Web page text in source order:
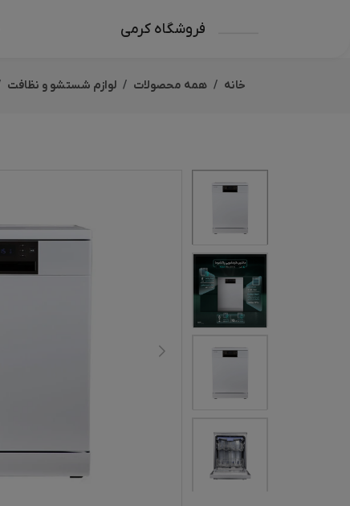
فروشگاه کرمی
خانه همه محصولات لوازم شستشو و نظافت